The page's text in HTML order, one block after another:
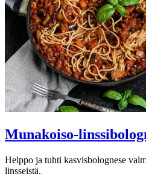
Munakoiso-
Helppo ja tuhti kasvisbolognese
linsseistä.